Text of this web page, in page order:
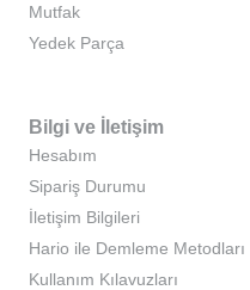
Mutfak
Yedek Parça
Bilgi ve İletişim
Hesabım
Sipariş Durumu
İletişim Bilgileri
Hario ile Demleme Metodları
Kullanım Kılavuzları